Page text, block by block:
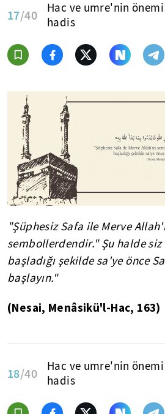
17/40
Hac ve umre'nin önemi
hadis
"Şüphesiz Safa ile Merve
sembollerdendir." Şu halde siz
başladığı şekilde sa'ye önce
başlayın."
(Nesai, Menâsikü'l-Hac, 163)
18/40
Hac ve umre'nin önemi
hadis